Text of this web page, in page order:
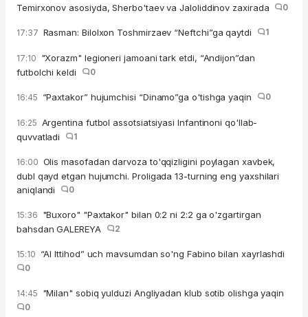
Temirxonov asosiyda, Sherbo'taev va Jaloliddinov zaxirada
0
17:37 Rasman: Bilolxon Toshmirzaev “Neftchi”ga qaytdi 1
17:10 "Xorazm" legioneri jamoani tark etdi, “Andijon”dan
futbolchi keldi
0
16:45 “Paxtakor” hujumchisi “Dinamo”ga o'tishga yaqin 0
16:25 Argentina futbol assotsiatsiyasi Infantinoni qo'llab-
quvvatladi
1
16:00 Olis masofadan darvoza to'qqizligini poylagan xavbek,
dubl qayd etgan hujumchi. Proligada 13-turning eng yaxshilari
aniqlandi
0
15:36 "Buxoro" "Paxtakor" bilan 0:2 ni 2:2 ga o'zgartirgan
bahsdan GALEREYA
2
15:10 “Al Ittihod” uch mavsumdan so'ng Fabino bilan xayrlashdi
0
14:45 "Milan" sobiq yulduzi Angliyadan klub sotib olishga yaqin
0